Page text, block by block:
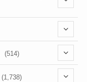
(514)
(1,738)